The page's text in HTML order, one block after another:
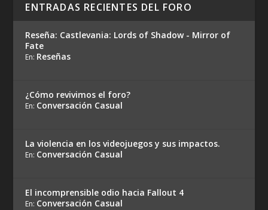
ENTRADAS RECIENTES DEL FORO
Reseña: Castlevania: Lords of Shadow - Mirror of
Fate
En: Reseñas
¿Cómo revivimos el foro?
En: Conversación Casual
La violencia en los videojuegos y sus impactos.
En: Conversación Casual
El incomprensible odio hacia Fallout 4
En: Conversación Casual